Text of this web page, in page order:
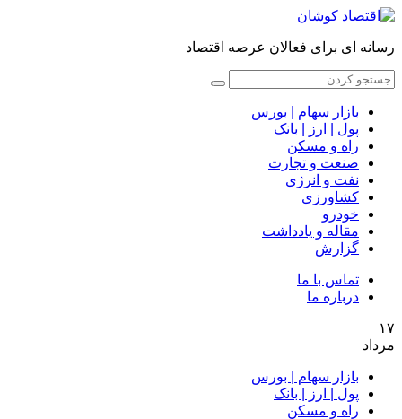
رسانه ای برای فعالان عرصه اقتصاد
بازار سهام | بورس
پول | ارز | بانک
راه و مسکن
صنعت و تجارت
نفت و انرژی
کشاورزی
خودرو
مقاله و یادداشت
گزارش
تماس با ما
درباره ما
۱۷
مرداد
بازار سهام | بورس
پول | ارز | بانک
راه و مسکن